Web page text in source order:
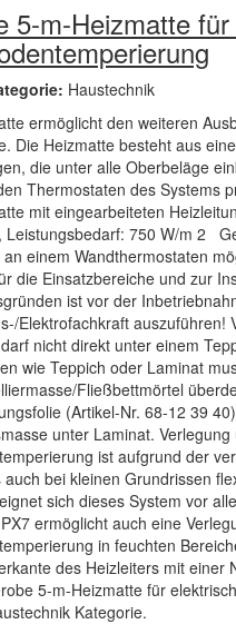
5-m-Heizmatte
Haustechnik
ermöglicht den weiteren
Die Heizmatte besteht aus
die unter alle Oberbeläge
Thermostaten des Systems
mit eingearbeiteten
Leistungsbedarf: 750 W/m 2
einem Wandthermostaten
die Einsatzbereiche und zur
ist vor der
Elektrofachkraft
nicht direkt unter einem
wie Teppich oder Laminat
Fließbettmörtel
(Artikel-Nr. 68-12 39
unter Laminat.
ist aufgrund der
bei kleinen Grundrissen
sich dieses System vor
ermöglicht auch eine
in feuchten
des Heizleiters mit
5-m-Heizmatte für
Kategorie.